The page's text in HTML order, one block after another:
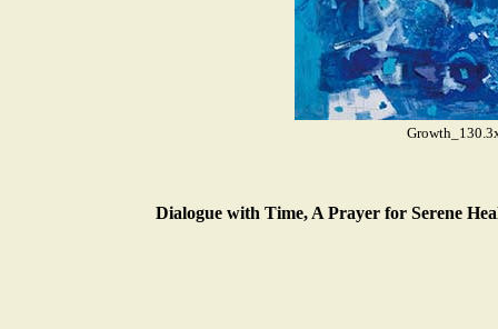
Dialogue with Time, A Prayer for Serene